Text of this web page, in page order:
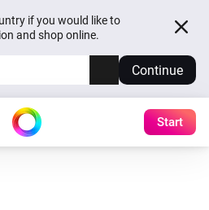
if you would like to
and shop online.
Continue
Start